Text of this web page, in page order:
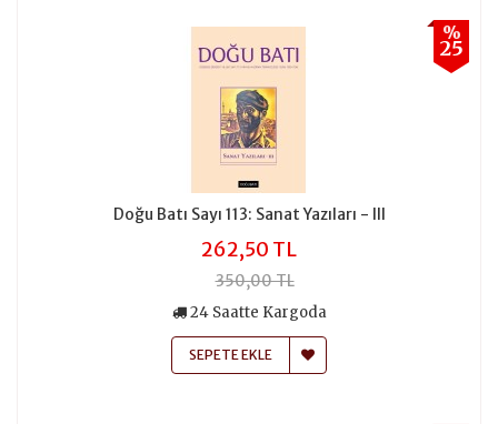
%
25
Doğu Batı Sayı 113: Sanat Yazıları - III
262,50 TL
350,00 TL
24 Saatte Kargoda
SEPETE EKLE